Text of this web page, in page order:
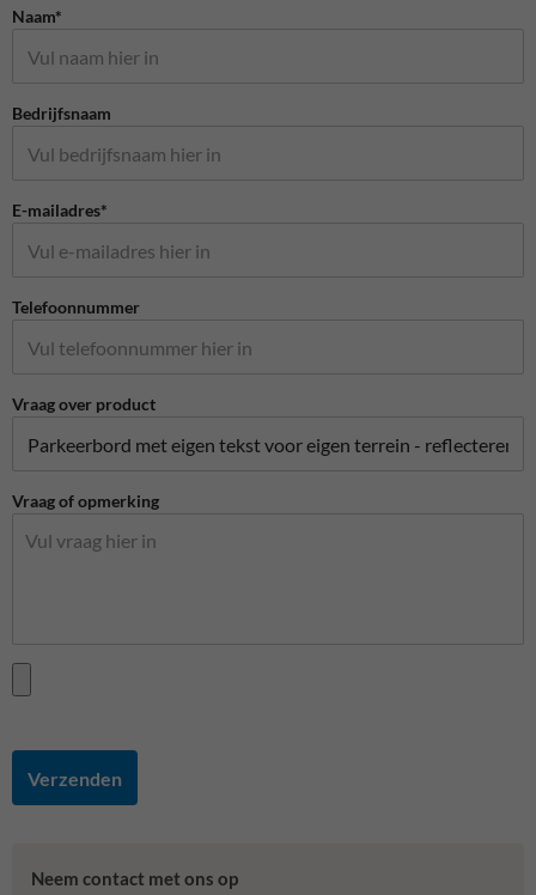
Naam*
Bedrijfsnaam
E-mailadres*
Telefoonnummer
Vraag over product
Vraag of opmerking
Verzenden
Neem contact met ons op